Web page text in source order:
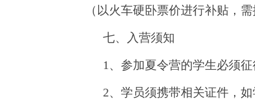
（以火车硬卧票价进行补贴，
七、入营须知
1、参加夏令营的学生必须
2、学员须携带相关证件，